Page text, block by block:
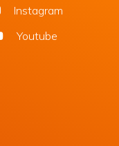
Instagram
Youtube